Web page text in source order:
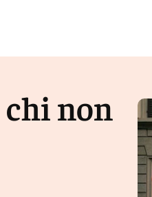
chi non